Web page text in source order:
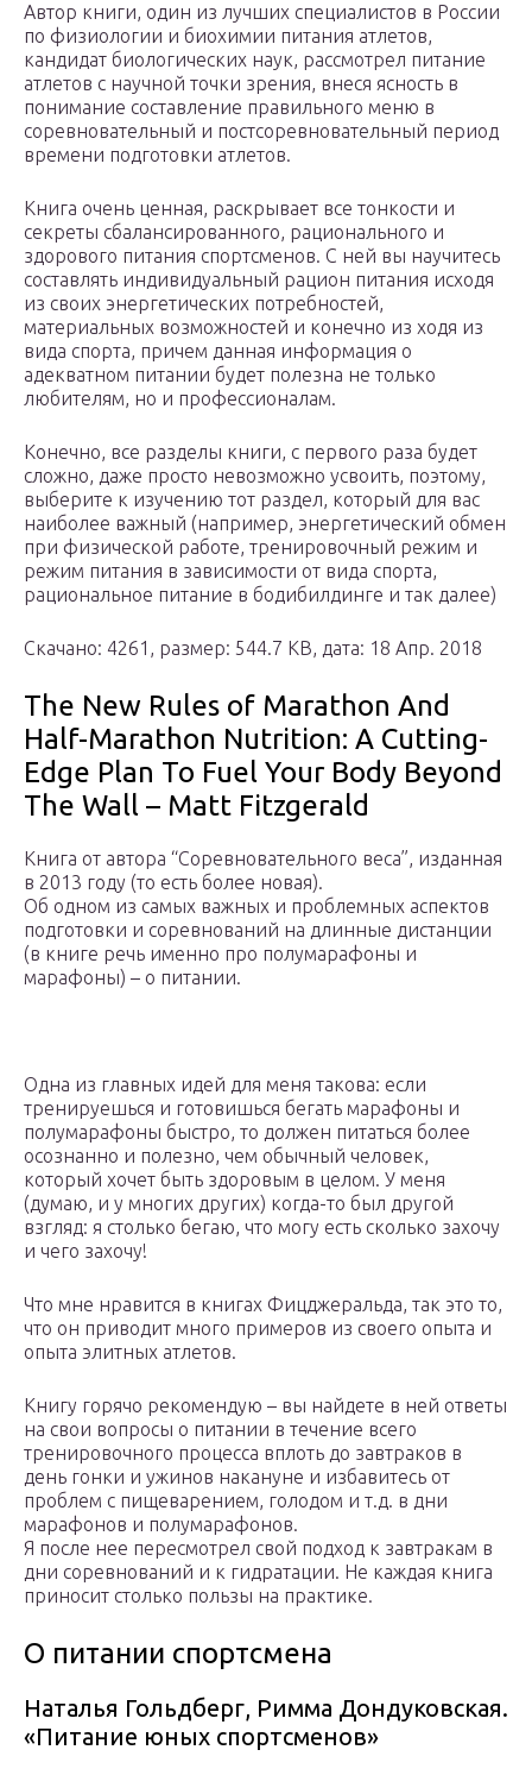
Автор книги, один из лучших специалистов в России
по физиологии и биохимии питания атлетов,
кандидат биологических наук, рассмотрел питание
атлетов с научной точки зрения, внеся ясность в
понимание составление правильного меню в
соревновательный и постсоревновательный период
времени подготовки атлетов.
Книга очень ценная, раскрывает все тонкости и
секреты сбалансированного, рационального и
здорового питания спортсменов. С ней вы научитесь
составлять индивидуальный рацион питания исходя
из своих энергетических потребностей,
материальных возможностей и конечно из ходя из
вида спорта, причем данная информация о
адекватном питании будет полезна не только
любителям, но и профессионалам.
Конечно, все разделы книги, с первого раза будет
сложно, даже просто невозможно усвоить, поэтому,
выберите к изучению тот раздел, который для вас
наиболее важный (например, энергетический обмен
при физической работе, тренировочный режим и
режим питания в зависимости от вида спорта,
рациональное питание в бодибилдинге и так далее)
Скачано: 4261, размер: 544.7 KB, дата: 18 Апр. 2018
The New Rules of Marathon And
Half-Marathon Nutrition: A Cutting-
Edge Plan To Fuel Your Body Beyond
The Wall – Matt Fitzgerald
Книга от автора “Соревновательного веса”, изданная
в 2013 году (то есть более новая).
Об одном из самых важных и проблемных аспектов
подготовки и соревнований на длинные дистанции
(в книге речь именно про полумарафоны и
марафоны) – о питании.
Одна из главных идей для меня такова: если
тренируешься и готовишься бегать марафоны и
полумарафоны быстро, то должен питаться более
осознанно и полезно, чем обычный человек,
который хочет быть здоровым в целом. У меня
(думаю, и у многих других) когда-то был другой
взгляд: я столько бегаю, что могу есть сколько захочу
и чего захочу!
Что мне нравится в книгах Фицджеральда, так это то,
что он приводит много примеров из своего опыта и
опыта элитных атлетов.
Книгу горячо рекомендую – вы найдете в ней ответы
на свои вопросы о питании в течение всего
тренировочного процесса вплоть до завтраков в
день гонки и ужинов накануне и избавитесь от
проблем с пищеварением, голодом и т.д. в дни
марафонов и полумарафонов.
Я после нее пересмотрел свой подход к завтракам в
дни соревнований и к гидратации. Не каждая книга
приносит столько пользы на практике.
О питании спортсмена
Наталья Гольдберг, Римма Дондуковская.
«Питание юных спортсменов»